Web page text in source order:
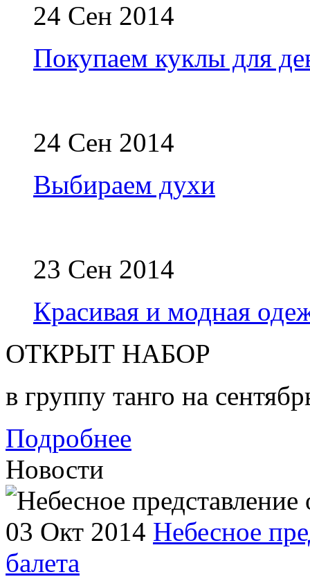
24 Сен 2014
Покупаем куклы для
24 Сен 2014
Выбираем духи
23 Сен 2014
Красивая и модная
ОТКРЫТ НАБОР
в группу танго на
Подробнее
Новости
03 Окт 2014 Небесное
балета